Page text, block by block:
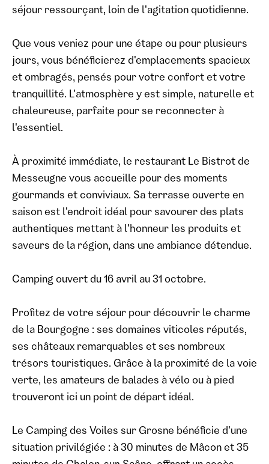
séjour ressourçant, loin de l'agitation quotidienne.
Que vous veniez pour une étape ou pour plusieurs
jours, vous bénéficierez d'emplacements spacieux
et ombragés, pensés pour votre confort et votre
tranquillité. L'atmosphère y est simple, naturelle et
chaleureuse, parfaite pour se reconnecter à
l'essentiel.
À proximité immédiate, le restaurant Le Bistrot de
Messeugne vous accueille pour des moments
gourmands et conviviaux. Sa terrasse ouverte en
saison est l'endroit idéal pour savourer des plats
authentiques mettant à l'honneur les produits et
saveurs de la région, dans une ambiance détendue.
Camping ouvert du 16 avril au 31 octobre.
Profitez de votre séjour pour découvrir le charme
de la Bourgogne : ses domaines viticoles réputés,
ses châteaux remarquables et ses nombreux
trésors touristiques. Grâce à la proximité de la voie
verte, les amateurs de balades à vélo ou à pied
trouveront ici un point de départ idéal.
Le Camping des Voiles sur Grosne bénéficie d'une
situation privilégiée : à 30 minutes de Mâcon et 35